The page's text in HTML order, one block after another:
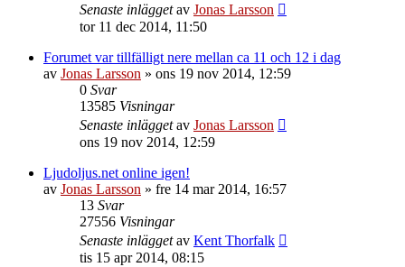
Senaste inläggetav Jonas Larsson
tor 11 dec 2014, 11:50
Forumet var tillfälligt nere mellan ca 11 och 12 i dag
av Jonas Larsson » ons 19 nov 2014, 12:59
0 Svar
13585 Visningar
Senaste inläggetav Jonas Larsson
ons 19 nov 2014, 12:59
Ljudoljus.net online igen!
av Jonas Larsson » fre 14 mar 2014, 16:57
13 Svar
27556 Visningar
Senaste inläggetav Kent Thorfalk
tis 15 apr 2014, 08:15